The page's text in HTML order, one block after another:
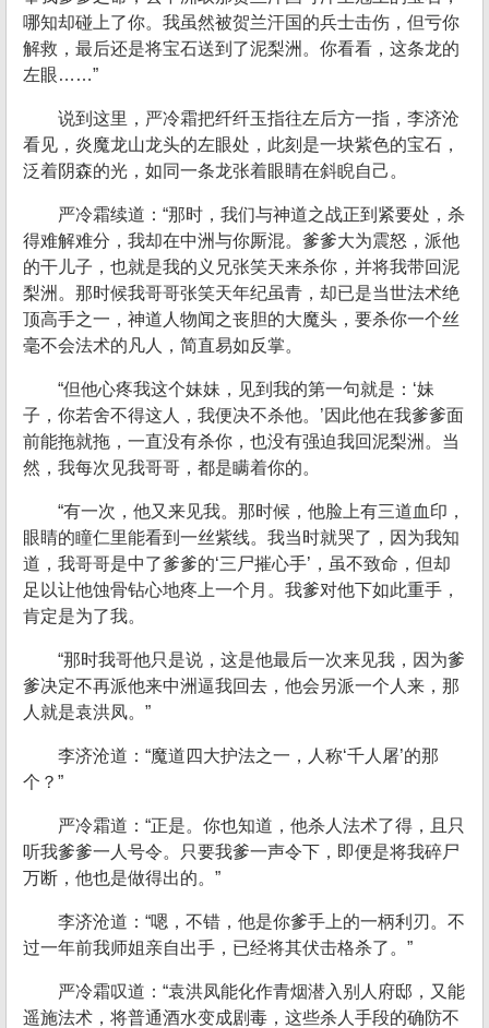
哪知却碰上了你。我虽然被贺兰汗国的兵士击伤，但亏你
解救，最后还是将宝石送到了泥梨洲。你看看，这条龙的
左眼……”
说到这里，严冷霜把纤纤玉指往左后方一指，李济沧
看见，炎魔龙山龙头的左眼处，此刻是一块紫色的宝石，
泛着阴森的光，如同一条龙张着眼睛在斜睨自己。
严冷霜续道：“那时，我们与神道之战正到紧要处，杀
得难解难分，我却在中洲与你厮混。爹爹大为震怒，派他
的干儿子，也就是我的义兄张笑天来杀你，并将我带回泥
梨洲。那时候我哥哥张笑天年纪虽青，却已是当世法术绝
顶高手之一，神道人物闻之丧胆的大魔头，要杀你一个丝
毫不会法术的凡人，简直易如反掌。
“但他心疼我这个妹妹，见到我的第一句就是：‘妹
子，你若舍不得这人，我便决不杀他。’因此他在我爹爹面
前能拖就拖，一直没有杀你，也没有强迫我回泥梨洲。当
然，我每次见我哥哥，都是瞒着你的。
“有一次，他又来见我。那时候，他脸上有三道血印，
眼睛的瞳仁里能看到一丝紫线。我当时就哭了，因为我知
道，我哥哥是中了爹爹的‘三尸摧心手’，虽不致命，但却
足以让他蚀骨钻心地疼上一个月。我爹对他下如此重手，
肯定是为了我。
“那时我哥他只是说，这是他最后一次来见我，因为爹
爹决定不再派他来中洲逼我回去，他会另派一个人来，那
人就是袁洪凤。”
李济沧道：“魔道四大护法之一，人称‘千人屠’的那
个？”
严冷霜道：“正是。你也知道，他杀人法术了得，且只
听我爹爹一人号令。只要我爹一声令下，即便是将我碎尸
万断，他也是做得出的。”
李济沧道：“嗯，不错，他是你爹手上的一柄利刃。不
过一年前我师姐亲自出手，已经将其伏击格杀了。”
严冷霜叹道：“袁洪凤能化作青烟潜入别人府邸，又能
遥施法术，将普通酒水变成剧毒，这些杀人手段的确防不